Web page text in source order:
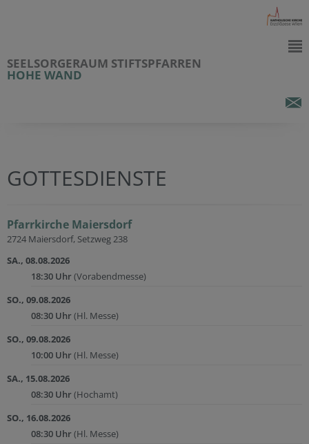
SEELSORGERAUM STIFTSPFARREN
HOHE WAND
GOTTESDIENSTE
Pfarrkirche Maiersdorf
2724 Maiersdorf, Setzweg 238
SA., 08.08.2026
18:30 Uhr(Vorabendmesse)
SO., 09.08.2026
08:30 Uhr(Hl. Messe)
SO., 09.08.2026
10:00 Uhr(Hl. Messe)
SA., 15.08.2026
08:30 Uhr(Hochamt)
SO., 16.08.2026
08:30 Uhr(Hl. Messe)